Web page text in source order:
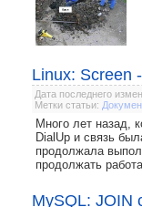
Linux: Screen
Дата последнего
Метки статьи:
Много лет назад,
DialUp и связь
продолжала
продолжать
MySQL: JOIN